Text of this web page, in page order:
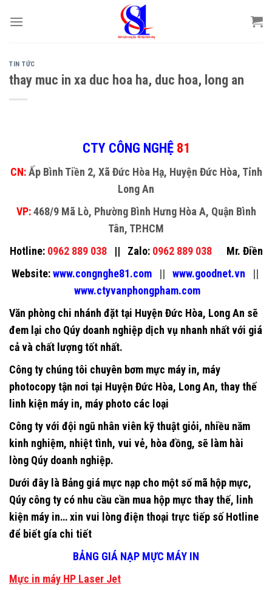
TIN TỨC
thay muc in xa duc hoa ha, duc hoa, long an
CTY CÔNG NGHỆ 81
CN:Ấp Bình Tiền 2, Xã Đức Hòa Hạ, Huyện Đức Hòa, Tỉnh
Long An
VP:468/9 Mã Lò, Phường Bình Hưng Hòa A, Quận Bình
Tân, TP.HCM
Hotline:0962 889 038 || Zalo:0962 889 038 Mr. Điền
Website: www.congnghe81.com|| www.goodnet.vn ||
www.ctyvanphongpham.com
Văn phòng chi nhánh đặt tại Huyện Đức Hòa, Long An sẽ
đem lại cho Qúy doanh nghiệp dịch vụ nhanh nhất với giá
cả và chất lượng tốt nhất.
Công ty chúng tôi chuyên bơm mực máy in, máy
photocopytận nơi tại Huyện Đức Hòa, Long An, thay thế
linh kiện máy in, máy photo các loại
Công ty với đội ngũ nhân viên kỹ thuật giỏi, nhiều năm
kinh nghiệm, nhiệt tình, vui vẻ, hòa đồng, sẽ làm hài
lòng Qúy doanh nghiệp.
Dưới đây là Bảng giá mực nạp cho một số mã hộp mực,
Qúy công ty có nhu cầu cần mua hộp mực thay thế, linh
kiện máy in… xin vui lòng điện thoại trực tiếp số Hotline
để biết gía chi tiết
BẢNG GIÁ NẠP MỰC MÁY IN
Mực in máy HP Laser Jet